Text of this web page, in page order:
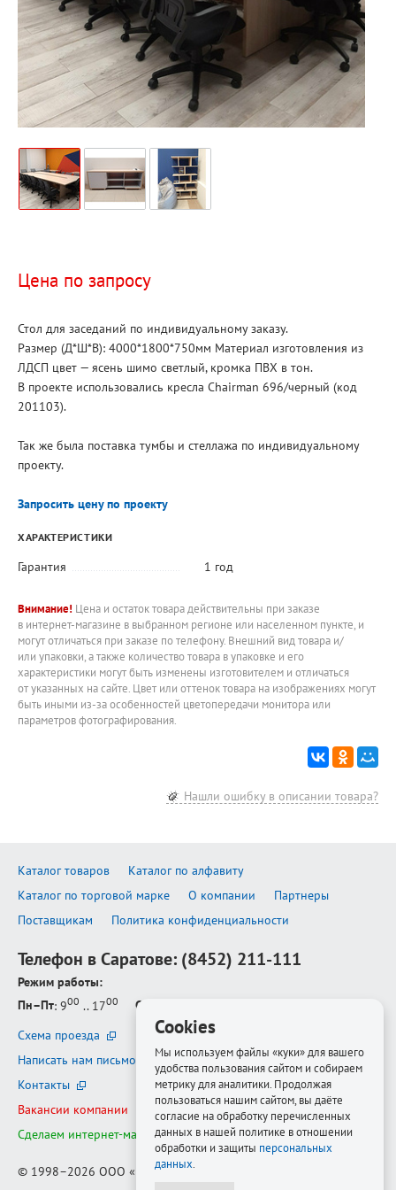
Цена по запросу
Стол для заседаний по индивидуальному заказу.
Размер (Д*Ш*В): 4000*1800*750мм Материал изготовления из
ЛДСП цвет — ясень шимо светлый, кромка ПВХ в тон.
В проекте использовались кресла Chairman 696/черный (код
201103).
Так же была поставка тумбы и стеллажа по индивидуальному
проекту.
Запросить цену по проекту
ХАРАКТЕРИСТИКИ
Гарантия 1 год
Внимание! Цена и остаток товара действительны при заказе
в интернет-магазине в выбранном регионе или населенном пункте, и
могут отличаться при заказе по телефону. Внешний вид товара и/
или упаковки, а также количество товара в упаковке и его
характеристики могут быть изменены изготовителем и отличаться
от указанных на сайте. Цвет или оттенок товара на изображениях могут
быть иными из-за особенностей цветопередачи монитора или
параметров фотографирования.
Нашли ошибку в описании товара?
Каталог товаров
Каталог по алфавиту
Каталог по торговой марке
О компании
Партнеры
Поставщикам
Политика конфиденциальности
Телефон в Саратове: (8452) 211-111
Режим работы:
Пн–Пт: 900 .. 1700 Сб–Вс
Схема проезда
Написать нам письмо
Контакты
Вакансии компании
Сделаем интернет-магазин ещё лучше
© 1998–2026 ООО «Белфорт-РМ»
Cookies
Мы используем файлы «куки» для вашего
удобства пользования сайтом и собираем
метрику для аналитики. Продолжая
пользоваться нашим сайтом, вы даёте
согласие на обработку перечисленных
данных в нашей политике в отношении
обработки и защиты персональных
данных